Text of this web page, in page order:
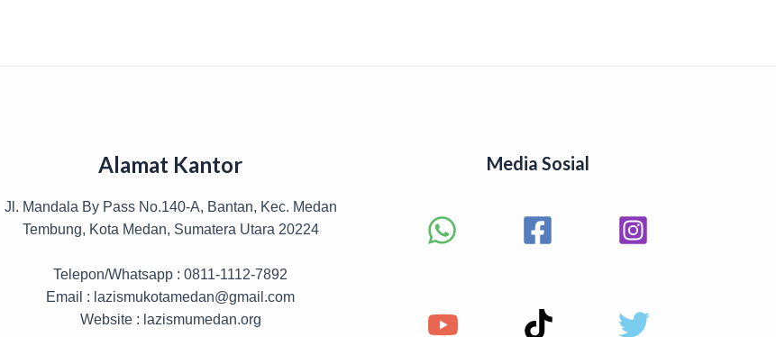
Alamat Kantor
Jl. Mandala By Pass No.140-A, Bantan, Kec. Medan
Tembung, Kota Medan, Sumatera Utara 20224
Telepon/Whatsapp : 0811-1112-7892
Email : lazismukotamedan@gmail.com
Website : lazismumedan.org
Media Sosial